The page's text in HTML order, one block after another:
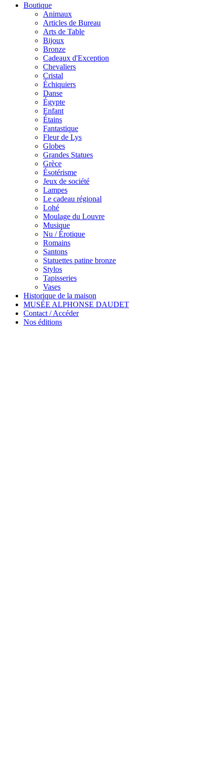
Boutique
Animaux
Articles de Bureau
Arts de Table
Bijoux
Bronze
Cadeaux d'Exception
Chevaliers
Cristal
Échiquiers
Danse
Égypte
Enfant
Étains
Fantastique
Fleur de Lys
Globes
Grandes Statues
Grèce
Ésotérisme
Jeux de société
Lampes
Le cadeau régional
Lohé
Moulage du Louvre
Musique
Nu / Érotique
Romains
Santons
Statuettes patine bronze
Stylos
Tapisseries
Vases
Historique de la maison
MUSÉE ALPHONSE DAUDET
Contact / Accéder
Nos éditions